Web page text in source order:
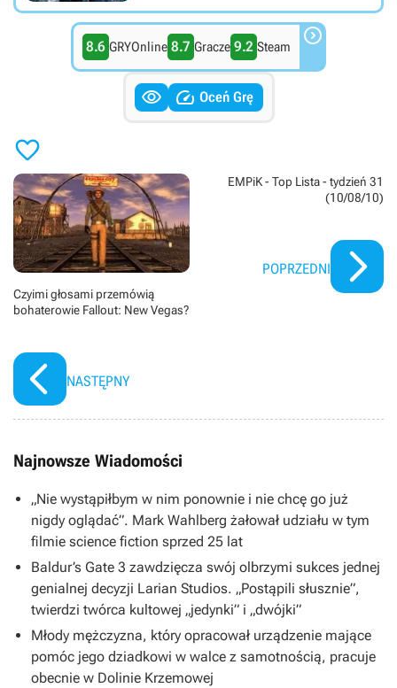
8.6 GRYOnline 8.7 Gracze 9.2 Steam 
  Oceń Grę

Czyimi głosami przemówią
bohaterowie Fallout: New Vegas?
NASTĘPNY
EMPiK - Top Lista - tydzień 31
(10/08/10)
POPRZEDNI
Najnowsze Wiadomości
„Nie wystąpiłbym w nim ponownie i nie chcę go już
nigdy oglądać”. Mark Wahlberg żałował udziału w tym
filmie science fiction sprzed 25 lat
Baldur’s Gate 3 zawdzięcza swój olbrzymi sukces jednej
genialnej decyzji Larian Studios. „Postąpili słusznie”,
twierdzi twórca kultowej „jedynki” i „dwójki”
Młody mężczyzna, który opracował urządzenie mające
pomóc jego dziadkowi w walce z samotnością, pracuje
obecnie w Dolinie Krzemowej